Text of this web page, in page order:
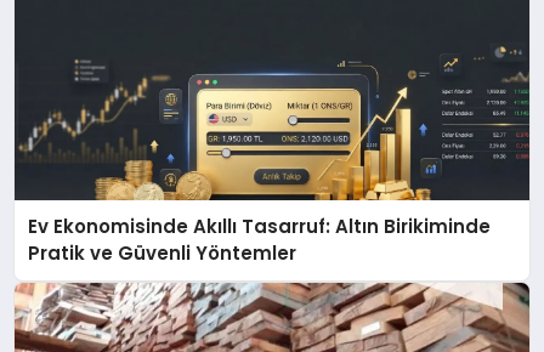
Ev Ekonomisinde Akıllı Tasarruf: Altın Birikiminde
Pratik ve Güvenli Yöntemler